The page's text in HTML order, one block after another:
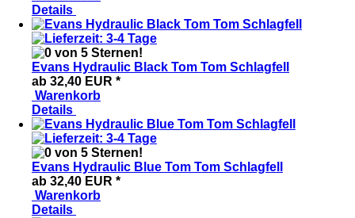
Details
Evans Hydraulic Black Tom Tom Schlagfell
ab 32,40 EUR *
Warenkorb
Details
Evans Hydraulic Blue Tom Tom Schlagfell
ab 32,40 EUR *
Warenkorb
Details